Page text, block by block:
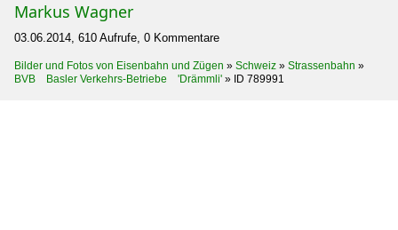
Markus Wagner
03.06.2014, 610 Aufrufe, 0 Kommentare
Bilder und Fotos von Eisenbahn und Zügen » Schweiz » Strassenbahn »
BVB Basler Verkehrs-Betriebe 'Drämmli' » ID 789991